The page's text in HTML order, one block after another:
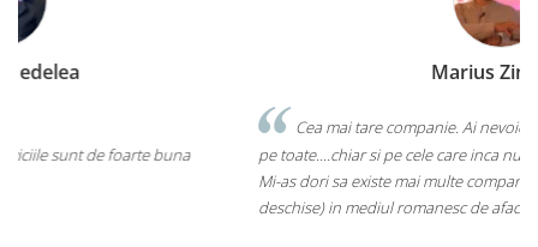
Cea mai tare companie. Ai nevoie de o eticheta? Ei stiu sa le faca
pe toate....chiar si pe cele care inca nu au ajuns pe piata mainstream.
Mi-as dori sa existe mai multe companii de acest gen (inovatoare si
deschise) in mediul romanesc de afaceri. Thumbs up! 5Stele